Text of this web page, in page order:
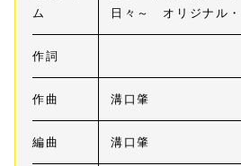
ム
日々～ オリジナル・
作詞
作曲 溝口肇
編曲 溝口肇